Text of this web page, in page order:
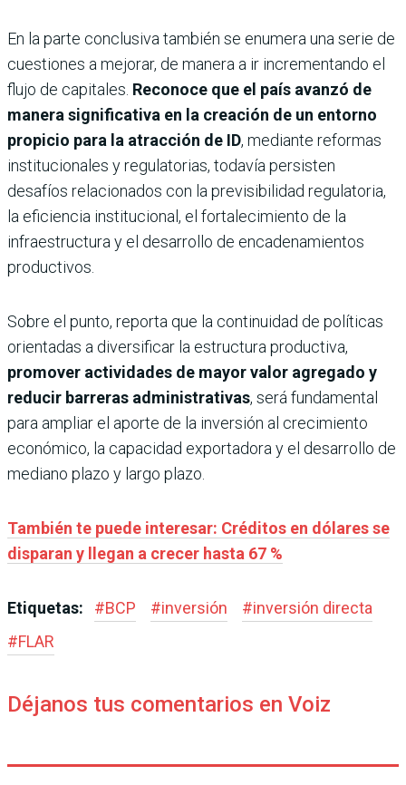
En la parte conclusiva también se enumera una serie de
cuestiones a mejorar, de manera a ir incrementando el
flujo de capitales. Reconoce que el país avanzó de
manera significativa en la creación de un entorno
propicio para la atracción de ID, mediante reformas
institucionales y regulatorias, todavía persisten
desafíos relacionados con la previsibilidad regulatoria,
la eficiencia institucional, el fortalecimiento de la
infraestructura y el desarrollo de encadenamientos
productivos.
Sobre el punto, reporta que la continuidad de políticas
orientadas a diversificar la estructura productiva,
promover actividades de mayor valor agregado y
reducir barreras administrativas, será fundamental
para ampliar el aporte de la inversión al crecimiento
económico, la capacidad exportadora y el desarrollo de
mediano plazo y largo plazo.
También te puede interesar: Créditos en dólares se
disparan y llegan a crecer hasta 67 %
Etiquetas: #BCP #inversión #inversión directa
#FLAR
Déjanos tus comentarios en Voiz